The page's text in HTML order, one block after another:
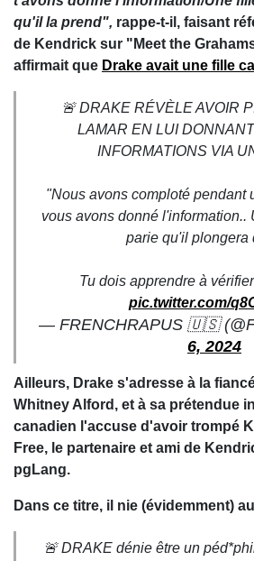
qu'il la prend", rappe-t-il, faisant
de Kendrick sur "Meet the
affirmait que Drake avait une fille
🚨 DRAKE RÉVÈLE AVOIR
LAMAR EN LUI
INFORMATIONS VIA
"Nous avons comploté pendant
vous avons donné l'information..
parie qu'il plongera
Tu dois apprendre à
pic.twitter.com/
— FRENCHRAPUS 🇺🇸
6, 2024
Ailleurs, Drake s'adresse à la
Whitney Alford, et à sa prétendue
canadien l'accuse d'avoir trompé
Free, le partenaire et ami de
pgLang.
Dans ce titre, il nie (évidemment)
🚨 DRAKE dénie être un